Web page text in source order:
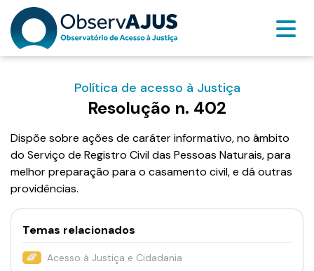
Política de acesso à Justiça
Resolução n. 402
Dispõe sobre ações de caráter informativo, no âmbito
do Serviço de Registro Civil das Pessoas Naturais, para
melhor preparação para o casamento civil, e dá outras
providências.
Temas relacionados
Acesso à Justiça e Cidadania